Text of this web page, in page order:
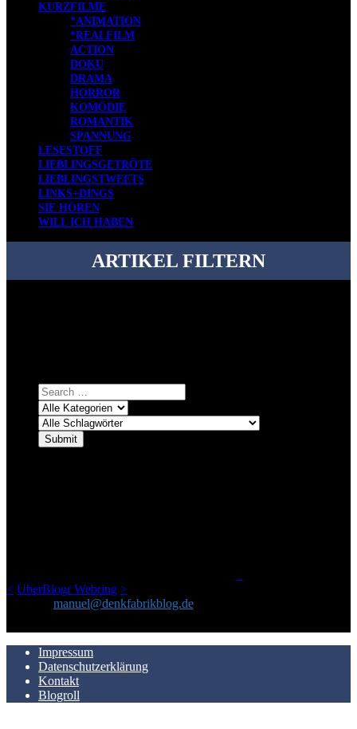
KURZFILME
*ANIMATION
*REALFILM
ACTION
DOKU
DRAMA
HORROR
KOMÖDIE
ROMANTIK
SPANNUNG
LESESTOFF
LIEBLINGSGETRÖTE
LIEBLINGSTWEETS
LINKS+DINGS
SIE HÖREN
WILL ICH HABEN
ARTIKEL FILTERN
< UberBlogr Webring >
manuel@denkfabrikblog.de
Impressum
Datenschutzerklärung
Kontakt
Blogroll